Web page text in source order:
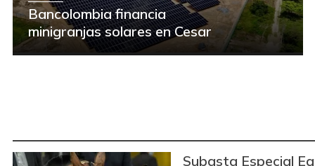
Bancolombia financia
minigranjas solares en Cesar
Subasta Especial